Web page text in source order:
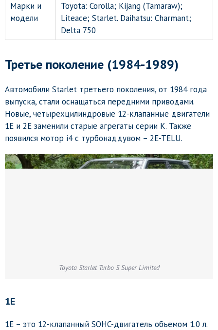
Марки и
модели
Toyota: Corolla; Kijang (Tamaraw);
Liteace; Starlet. Daihatsu: Charmant;
Delta 750
Третье поколение (1984-1989)
Автомобили Starlet третьего поколения, от 1984 года
выпуска, стали оснащаться передними приводами.
Новые, четырехцилиндровые 12-клапанные двигатели
1E и 2E заменили старые агрегаты серии K. Также
появился мотор i4 с турбонаддувом – 2E-TELU.
Toyota Starlet Turbo S Super Limited
1E
1E – это 12-клапанный SOHC-двигатель объемом 1.0 л.